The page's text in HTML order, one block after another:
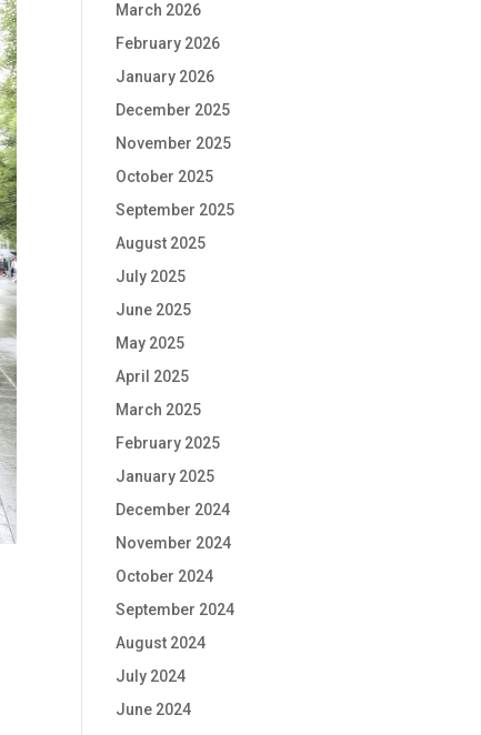
March 2026
February 2026
January 2026
December 2025
November 2025
October 2025
September 2025
August 2025
July 2025
June 2025
May 2025
April 2025
March 2025
February 2025
January 2025
December 2024
November 2024
October 2024
September 2024
August 2024
July 2024
June 2024